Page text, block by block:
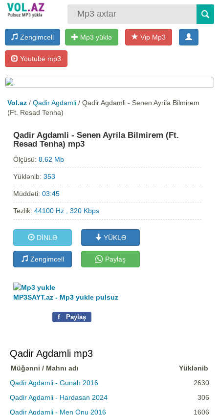
Zengimcell Mp3 yüklə Vip Mp3
Youtube mp3
Vol.az / Qadir Agdamli / Qadir Agdamli - Senen Ayrila Bilmirem
(Ft. Resad Tenha)
Qadir Agdamli - Senen Ayrila Bilmirem (Ft.
Resad Tenha) mp3
Ölçüsü:8.62 Mb
Yüklənib:353
Müddəti:03:45
Tezlik:44100 Hz , 320 Kbps
DİNLƏ YÜKLƏ
Zengimcell Paylaş
MP3SAYT.az - Mp3 yukle pulsuz
f Paylaş
Qadir Agdamli mp3
Müğənni / Mahnı adı
Yüklənib
Qadir Agdamli - Gunah 2016
2630
Qadir Agdamli - Hardasan 2024
306
Qadir Agdamli - Men Onu 2016
1606